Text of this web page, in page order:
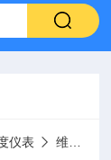
仪表 维萨拉温湿度变送器